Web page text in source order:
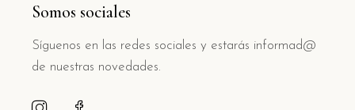
Somos sociales
Síguenos en las redes sociales y estarás informad@
de nuestras novedades.